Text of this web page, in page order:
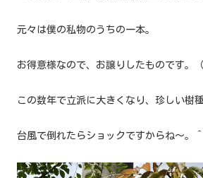
元々は僕の私物のうちの一本。
お得意様なので、お譲りしたものです。（
この数年で立派に大きくなり、珍しい樹種
台風で倒れたらショックですからね〜。＾